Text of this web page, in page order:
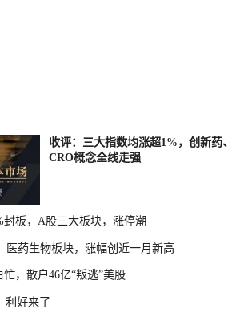
收评：三大指数均涨超1%，创新药、
CRO概念全线走强
封板，A股三大板块，涨停潮
医药生物板块，涨幅创近一月新高
，散户46亿“叛逃”美股
利好来了